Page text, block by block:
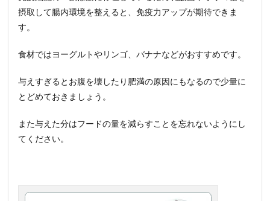
摂取して腸内環境を整えると、免疫力アップが期待できま
す。
食材ではヨーグルトやリンゴ、バナナなどがおすすめです。
与えすぎるとお腹を壊したり肥満の原因にもなるので少量に
とどめておきましょう。
また与えた分はフードの量を減らすことを忘れないようにし
てください。